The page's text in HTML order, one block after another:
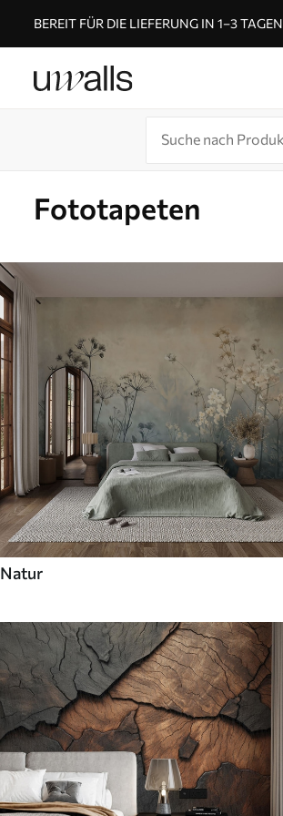
BEREIT FÜR DIE LIEFERUNG IN 1–3 TAGEN
Fototapeten
Natur